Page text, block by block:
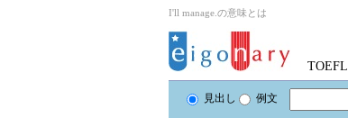
I'll manage.の意味とは
見出し 例文